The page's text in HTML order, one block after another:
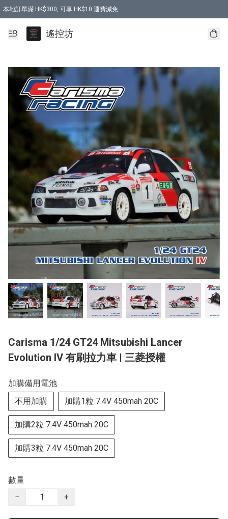
本地訂單滿 HK$300, 可享 HK$10 運費減免
購買 7.6V 6500mah 70C 電池 送 7.6V USB充電器
遙控坊
Carisma 1/24 GT24 Mitsubishi Lancer
Evolution IV 有刷拉力車 | 三菱授權
加購備用電池
不用加購
加購1粒 7.4V 450mah 20C
加購2粒 7.4V 450mah 20C
加購3粒 7.4V 450mah 20C
數量
−
+